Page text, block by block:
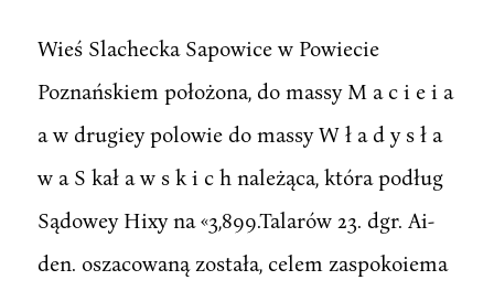
Wieś Slachecka Sapowice w Powiecie
Poznańskiem położona, do massy M a c i e i a
a w drugiey polowie do massy W ł a d y s ł a
w a S kał a w s k i c h należąca, która podług
Sądowey Hixy na «3,899.Talarów 23. dgr. Ai-
den. oszacowaną została, celem zaspokoiema